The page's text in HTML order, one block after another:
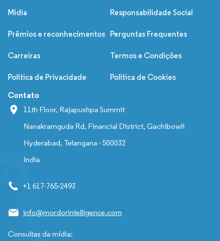
Mídia Responsabilidade Social
Prêmios e reconhecimentos Perguntas Frequentes
Carreiras Termos e Condições
Política de Privacidade Política de Cookies
Contato
11th Floor, Rajapushpa Summit
Nanakramguda Rd, Financial District, Gachibowli
Hyderabad, Telangana - 500032
India
+1 617-765-2493
info@mordorintelligence.com
Consultas da mídia: